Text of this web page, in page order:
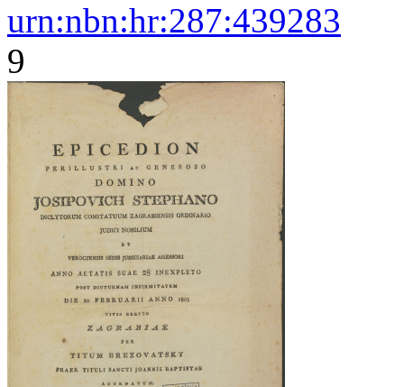
urn:nbn:hr:287:439283
9